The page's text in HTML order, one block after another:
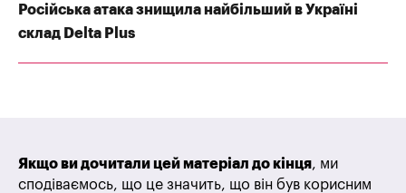
Російська атака знищила найбільший в Україні
склад Delta Plus
Якщо ви дочитали цей матеріал до кінця, ми
сподіваємось, що це значить, що він був корисним